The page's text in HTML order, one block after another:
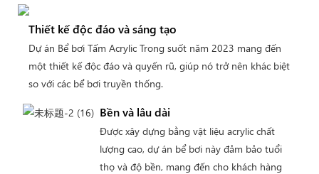
Thiết kế độc đáo và sáng tạo
Dự án Bể bơi Tấm Acrylic Trong suốt năm 2023 mang đến
một thiết kế độc đáo và quyến rũ, giúp nó trở nên khác biệt
so với các bể bơi truyền thống.
Bền và lâu dài
Được xây dựng bằng vật liệu acrylic chất
lượng cao, dự án bể bơi này đảm bảo tuổi
thọ và độ bền, mang đến cho khách hàng